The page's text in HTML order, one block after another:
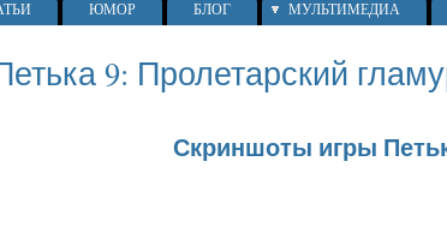
ЮМОР БЛОГ МУЛЬТИМЕДИА
9: Пролетарский
Скриншоты игры